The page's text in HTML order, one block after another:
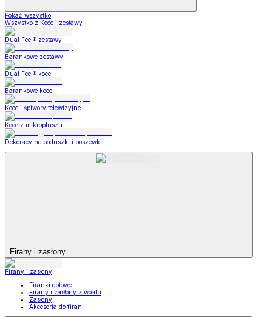
Pokaż wszystko
Wszystko z Koce i zestawy
Dual Feel® zestawy
Barankowe zestawy
Dual Feel® koce
Barankowe koce
Koce i śpiwory telewizyjne
Koce z mikropluszu
Dekoracyjne poduszki i poszewki
Firany i zasłony
Firany i zasłony
Firanki gotowe
Firany i zasłony z woalu
Zasłony
Akcesoria do firan